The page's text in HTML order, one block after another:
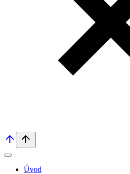
Úvod